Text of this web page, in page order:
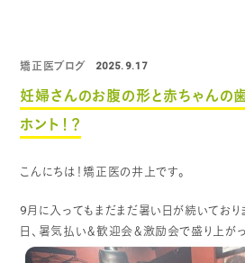
矯正医ブログ 2025.9.17
妊婦さんのお腹の形と赤ちゃんの
ホント！？
こんにちは！矯正医の井上です。
9月に入ってもまだまだ暑い日が続いており
日、暑気払い＆歓迎会＆激励会で盛り上がっ